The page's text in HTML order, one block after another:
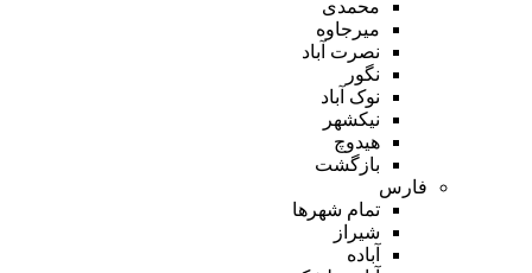
محمدی
میرجاوه
نصرت آباد
نگور
نوک آباد
نیکشهر
هیدوچ
بازگشت
فارس
تمام شهر‌ها
شیراز
آباده